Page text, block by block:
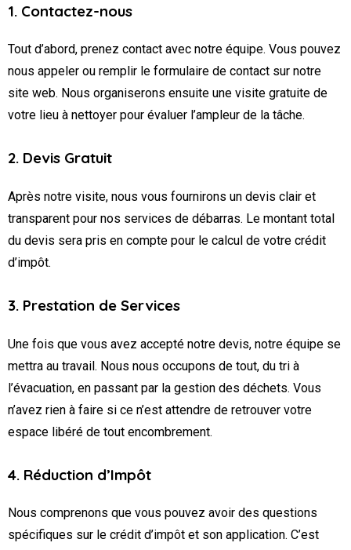
1. Contactez-nous
Tout d’abord, prenez contact avec notre équipe. Vous pouvez
nous appeler ou remplir le formulaire de contact sur notre
site web. Nous organiserons ensuite une visite gratuite de
votre lieu à nettoyer pour évaluer l’ampleur de la tâche.
2. Devis Gratuit
Après notre visite, nous vous fournirons un devis clair et
transparent pour nos services de débarras. Le montant total
du devis sera pris en compte pour le calcul de votre crédit
d’impôt.
3. Prestation de Services
Une fois que vous avez accepté notre devis, notre équipe se
mettra au travail. Nous nous occupons de tout, du tri à
l’évacuation, en passant par la gestion des déchets. Vous
n’avez rien à faire si ce n’est attendre de retrouver votre
espace libéré de tout encombrement.
4. Réduction d’Impôt
Nous comprenons que vous pouvez avoir des questions
spécifiques sur le crédit d’impôt et son application. C’est